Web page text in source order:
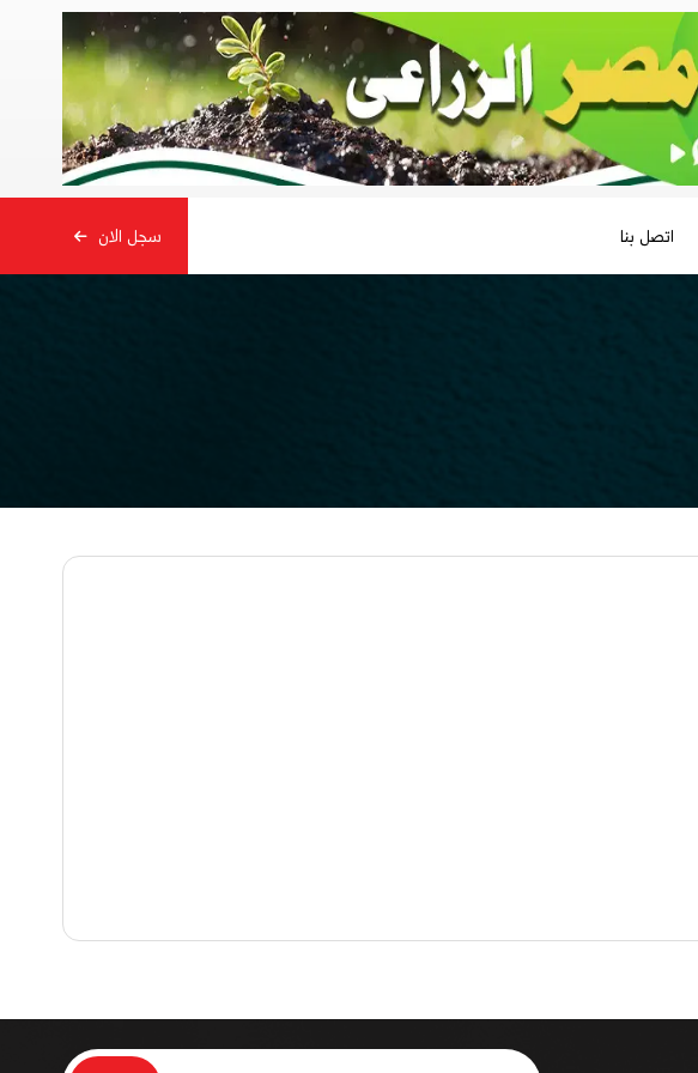
اتصل بنا سجل الان